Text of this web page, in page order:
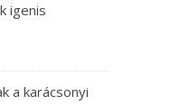
igenis
a karácsonyi